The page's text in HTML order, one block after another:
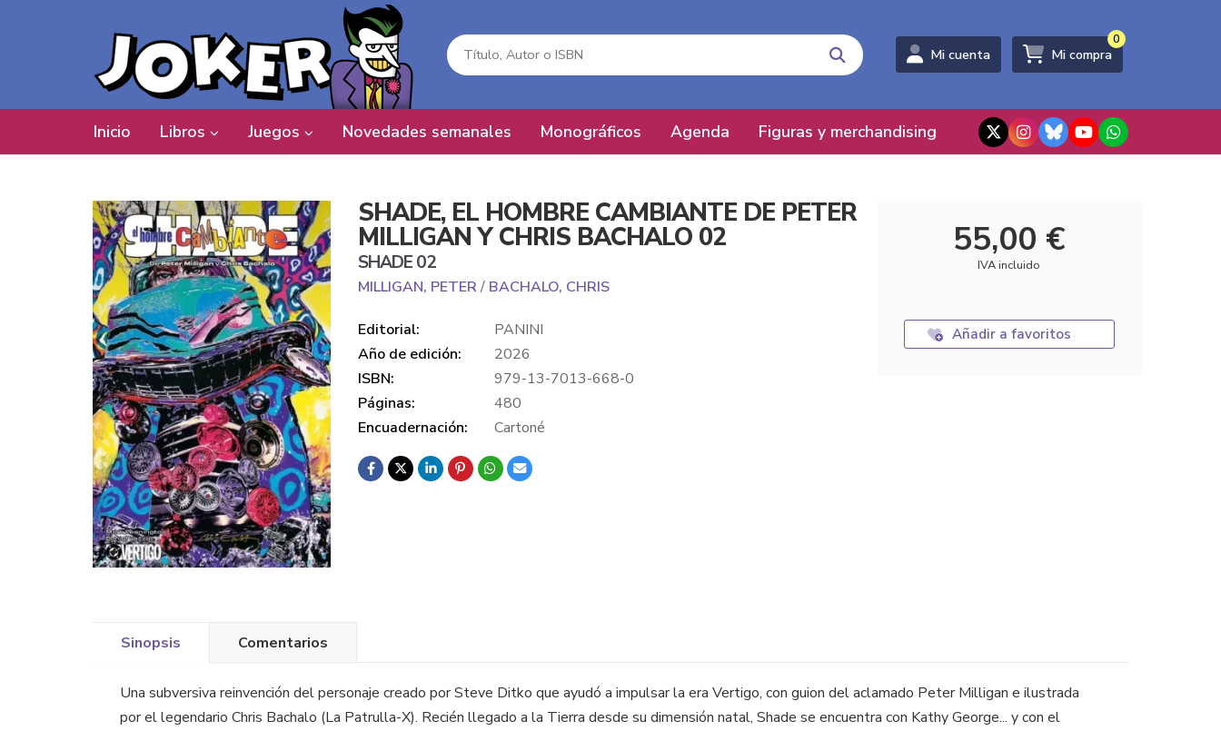
Mi cuenta Mi compra
0
Inicio Libros Juegos Novedades semanales Monográficos Agenda Figuras y merchandising
SHADE, EL HOMBRE CAMBIANTE DE PETER
MILLIGAN Y CHRIS BACHALO 02
SHADE 02
MILLIGAN, PETER / BACHALO, CHRIS
Editorial:
PANINI
Año de edición:
2026
ISBN:
979-13-7013-668-0
Páginas:
480
Encuadernación:
Cartoné
55,00 €
IVA incluido
Añadir a favoritos
Sinopsis Comentarios
Una subversiva reinvención del personaje creado por Steve Ditko que ayudó a impulsar la era Vertigo, con guion del aclamado Peter Milligan e ilustrada
por el legendario Chris Bachalo (La Patrulla-X). Recién llegado a la Tierra desde su dimensión natal, Shade se encuentra con Kathy George... y con el